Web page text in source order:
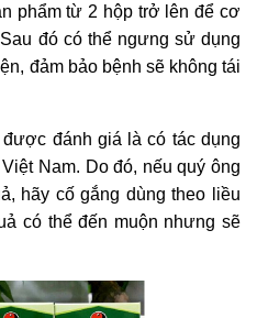
phẩm từ 2 hộp trở lên để cơ
đó có thể ngưng sử dụng
đảm bảo bệnh sẽ không tái
được đánh giá là có tác dụng
Nam. Do đó, nếu quý ông
hãy cố gắng dùng theo liều
có thể đến muộn nhưng sẽ